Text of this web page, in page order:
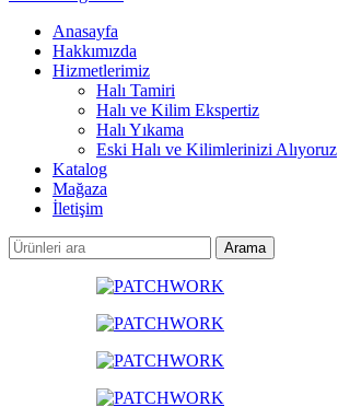
Anasayfa
Hakkımızda
Hizmetlerimiz
Halı Tamiri
Halı ve Kilim Ekspertiz
Halı Yıkama
Eski Halı ve Kilimlerinizi Alıyoruz
Katalog
Mağaza
İletişim
Arama